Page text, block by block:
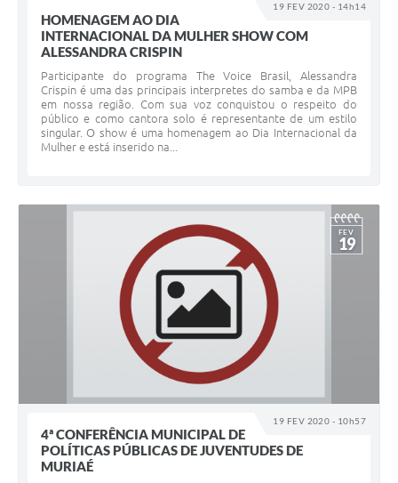
19 FEV 2020 - 14h14
HOMENAGEM AO DIA
INTERNACIONAL DA MULHER SHOW COM
ALESSANDRA CRISPIN
Participante do programa The Voice Brasil, Alessandra
Crispin é uma das principais interpretes do samba e da MPB
em nossa região. Com sua voz conquistou o respeito do
público e como cantora solo é representante de um estilo
singular. O show é uma homenagem ao Dia Internacional da
Mulher e está inserido na...
19 FEV 2020 - 10h57
FEV
19
4ª CONFERÊNCIA MUNICIPAL DE
POLÍTICAS PÚBLICAS DE JUVENTUDES DE
MURIAÉ